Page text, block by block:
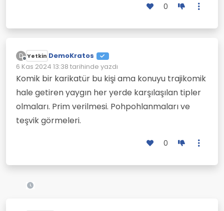
0
D
Çevrimdışı
Yetkin DemoKratos
6 Kas 2024 13:38 tarihinde yazdı
Son düzenleyen:
Komik bir karikatür bu kişi ama konuyu trajikomik
hale getiren yaygın her yerde karşılaşılan tipler
olmaları. Prim verilmesi. Pohpohlanmaları ve
teşvik görmeleri.
0